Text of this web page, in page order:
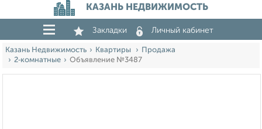
КАЗАНЬ НЕДВИЖИМОСТЬ
Закладки Личный кабинет
Казань Недвижимость Квартиры
Продажа
2‑комнатные
Объявление №3487